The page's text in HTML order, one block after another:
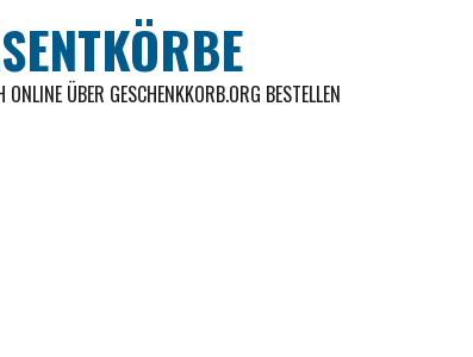
ÜBER GESCHENKKORB.ORG BESTELLEN